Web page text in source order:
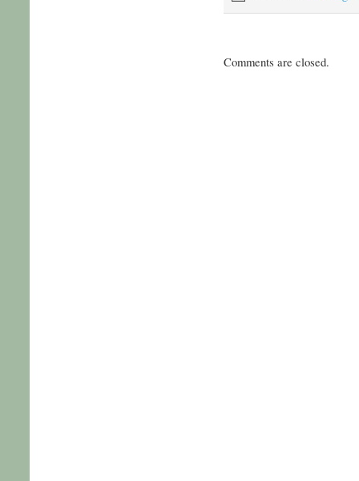
Comments are closed.